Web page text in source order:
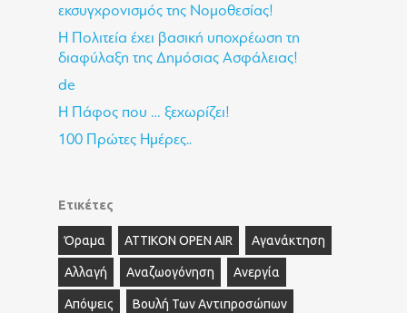
εκσυγχρονισμός της Νομοθεσίας!
Η Πολιτεία έχει βασική υποχρέωση τη
διαφύλαξη της Δημόσιας Ασφάλειας!
de
Η Πάφος που … ξεχωρίζει!
100 Πρώτες Ημέρες..
Ετικέτες
Όραμα ΑΤΤΙΚΟΝ OPEN AIR Αγανάκτηση
Αλλαγή Αναζωογόνηση Ανεργία
Απόψεις Βουλή Των Αντιπροσώπων